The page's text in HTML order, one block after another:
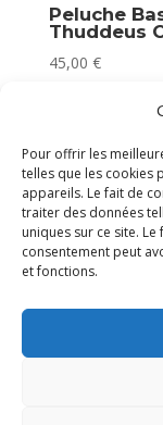
Pour offrir les
telles que les cookies
appareils. Le fait de
traiter des données
uniques sur ce site.
consentement peut
et fonctions.
Peluche
Thuddeus
45,00 €